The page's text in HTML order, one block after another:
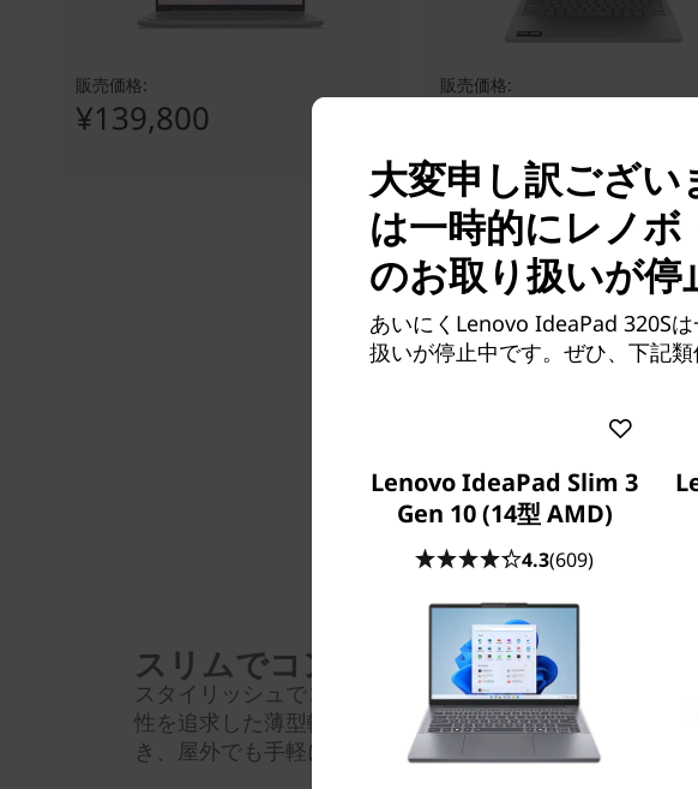
販売価格:
¥139,800
販売価格:
スリムでコンパクト
スタイリッシュでコンパクトな13.3型の狭額縁の液晶を
性を追求した薄型軽量ボディーで、どこにでも容易に持
き、屋外でも手軽にPCを楽しめます。
大変申し訳ござ
は一時的にレノ
のお取り扱いが停
あいにくLenovo IdeaPad 320S
扱いが停止中です。ぜひ、下記類
Lenovo IdeaPad Slim 3
Gen 10 (14型 AMD)
4.3(609)